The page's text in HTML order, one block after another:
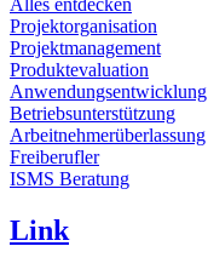
Alles entdecken
Projektorganisation
Projektmanagement
Produktevaluation
Anwendungsentwicklung
Betriebsunterstützung
Arbeitnehmerüberlassung
Freiberufler
ISMS Beratung
Link